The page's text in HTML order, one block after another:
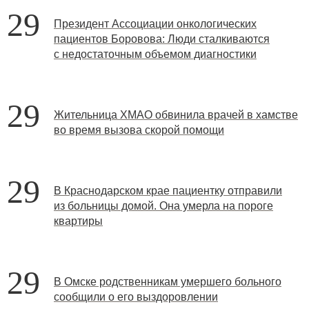
29
Президент Ассоциации онкологических
пациентов Боровова: Люди сталкиваются
с недостаточным объемом диагностики
29
Жительница ХМАО обвинила врачей в хамстве
во время вызова скорой помощи
29
В Краснодарском крае пациентку отправили
из больницы домой. Она умерла на пороге
квартиры
29
В Омске родственникам умершего больного
сообщили о его выздоровлении